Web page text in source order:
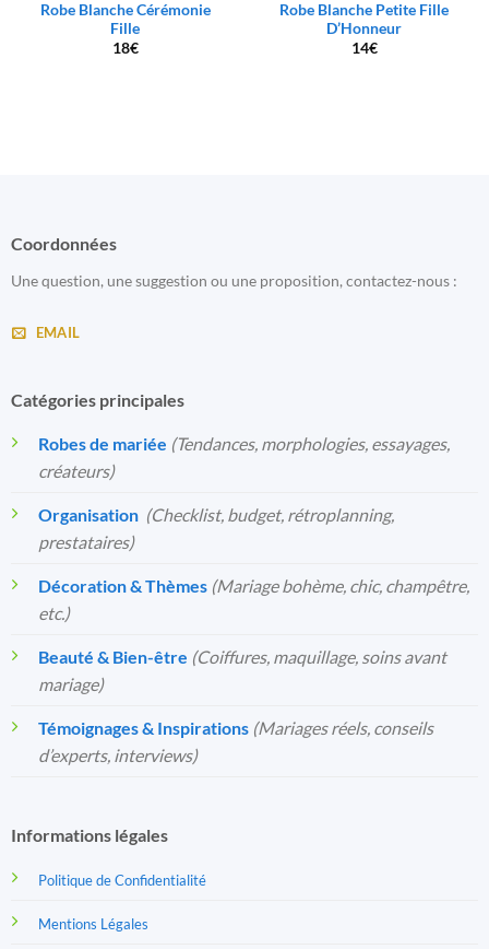
Robe Blanche Cérémonie
Fille
18€
Robe Blanche Petite Fille
D’Honneur
14€
Coordonnées
Une question, une suggestion ou une proposition, contactez-nous :
EMAIL
Catégories principales
Robes de mariée (Tendances, morphologies, essayages,
créateurs)
Organisation️ (Checklist, budget, rétroplanning,
prestataires)
Décoration & Thèmes (Mariage bohème, chic, champêtre,
etc.)
Beauté & Bien-être (Coiffures, maquillage, soins avant
mariage)
Témoignages & Inspirations (Mariages réels, conseils
d’experts, interviews)
Informations légales
Politique de Confidentialité
Mentions Légales